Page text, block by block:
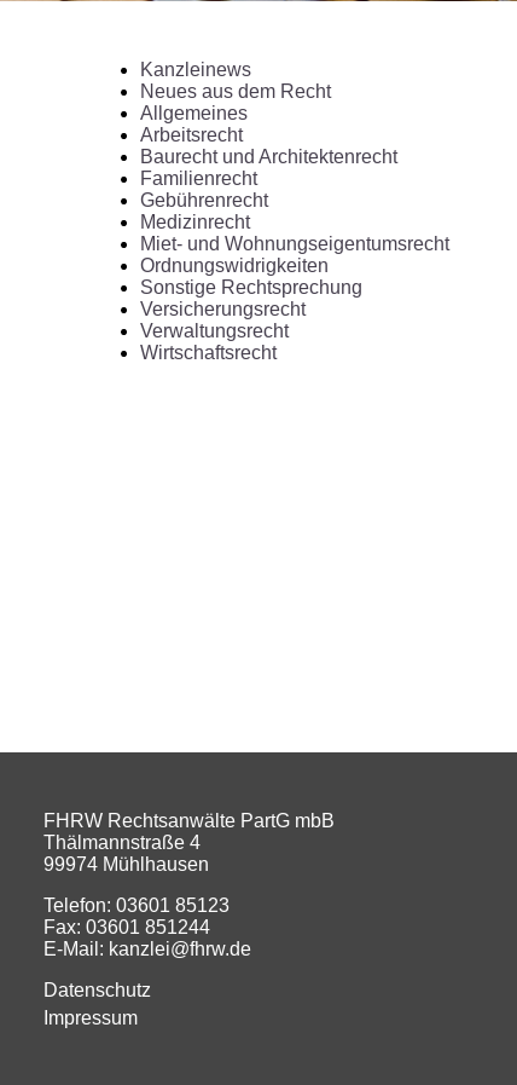
Kanzleinews
Neues aus dem Recht
Allgemeines
Arbeitsrecht
Baurecht und Architektenrecht
Familienrecht
Gebührenrecht
Medizinrecht
Miet- und Wohnungseigentumsrecht
Ordnungswidrigkeiten
Sonstige Rechtsprechung
Versicherungsrecht
Verwaltungsrecht
Wirtschaftsrecht
FHRW Rechtsanwälte PartG mbB
Thälmannstraße 4
99974 Mühlhausen
Telefon: 03601 85123
Fax: 03601 851244
E-Mail: kanzlei@fhrw.de
Datenschutz
Impressum